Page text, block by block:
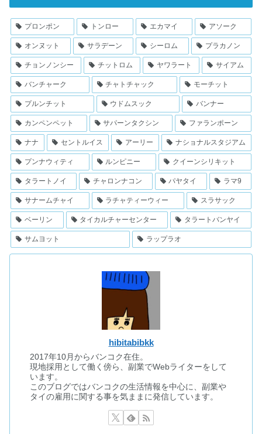
プロンポン トンロー エカマイ アソーク
オンヌット サラデーン シーロム プラカノン
チョンノンシー チットロム ヤワラート サイアム
バンチャーク チャトチャック モーチット
プルンチット ウドムスック バンナー
カンペンペット サパーンタクシン ファランポーン
ナナ セントルイス アーリー ナショナルスタジアム
プンナウィティ ルンピニー クイーンシリキット
タラートノイ チャロンナコン パヤタイ ラマ9
サナームチャイ ラチャティーウィー スラサック
ベーリン タイカルチャーセンター タラートバンヤイ
サムヨット ラップラオ
hibitabibkk
2017年10月からバンコク在住。
現地採用として働く傍ら、副業でWebライターをして
います。
このブログではバンコクの生活情報を中心に、副業や
タイの雇用に関する事を気ままに発信しています。